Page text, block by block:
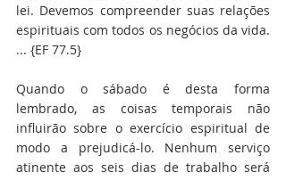
lei. Devemos compreender suas relações
espirituais com todos os negócios da vida.
... {EF 77.5}
Quando o sábado é desta forma
lembrado, as coisas temporais não
influirão sobre o exercício espiritual de
modo a prejudicá-lo. Nenhum serviço
atinente aos seis dias de trabalho será